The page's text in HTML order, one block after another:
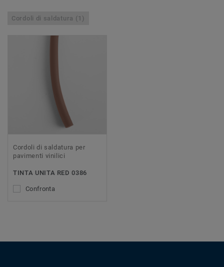
Cordoli di saldatura (1)
Cordoli di saldatura per
pavimenti vinilici
TINTA UNITA RED 0386
Confronta